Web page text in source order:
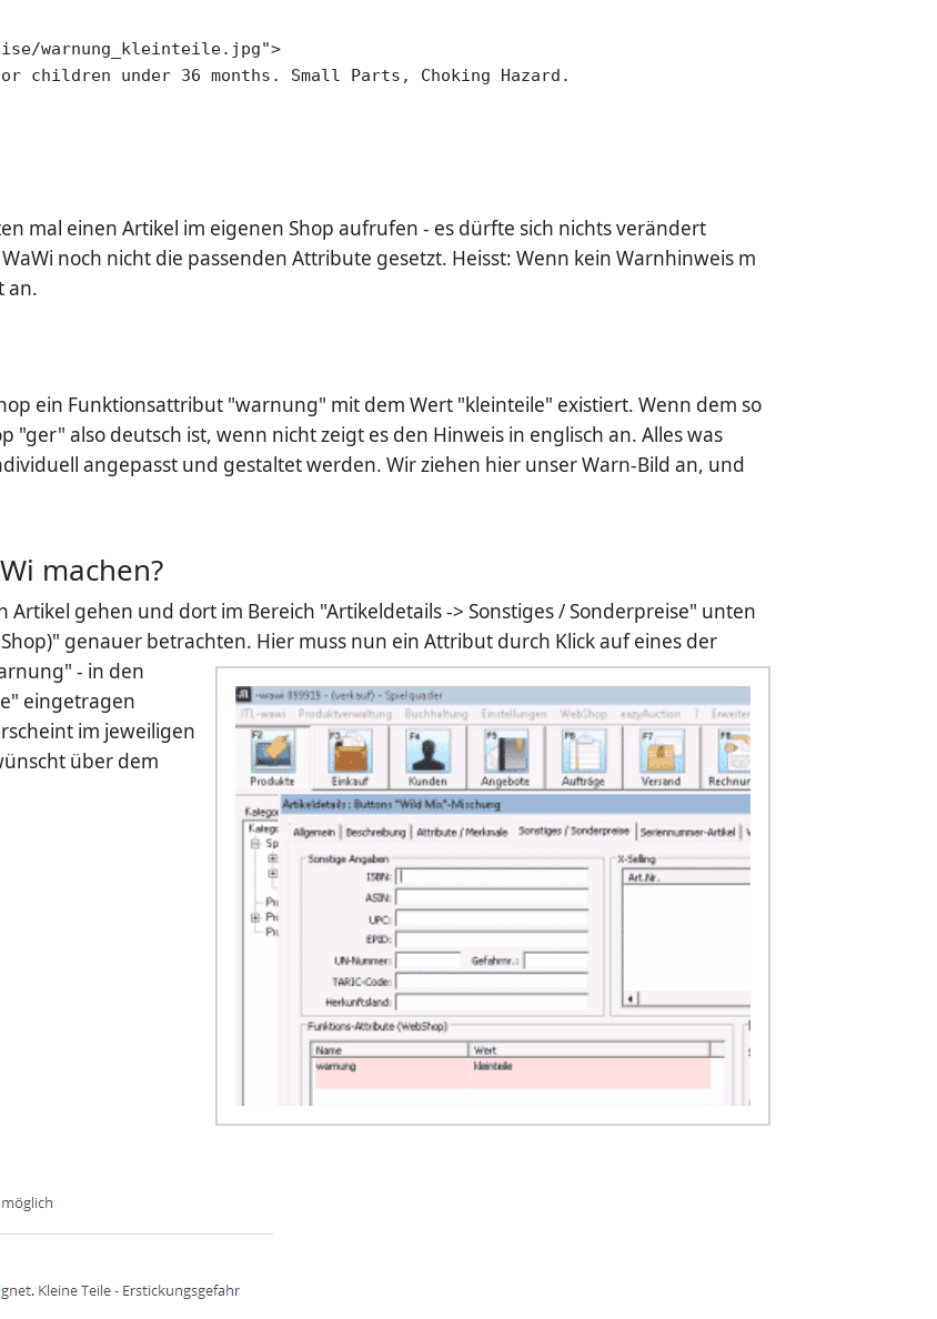
mal einen Artikel im eigenen Shop aufrufen - es dürfte sich nichts verändert
noch nicht die passenden Attribute gesetzt. Heisst: Wenn kein Warnhinweis m
an.
ein Funktionsattribut "warnung" mit dem Wert "kleinteile" existiert. Wenn dem so
"ger" also deutsch ist, wenn nicht zeigt es den Hinweis in englisch an. Alles was
angepasst und gestaltet werden. Wir ziehen hier unser Warn-Bild an, und
machen?
Artikel gehen und dort im Bereich "Artikeldetails -> Sonstiges / Sonderpreise" unten
genauer betrachten. Hier muss nun ein Attribut durch Klick auf eines der
- in den
eingetragen
im jeweiligen
über dem